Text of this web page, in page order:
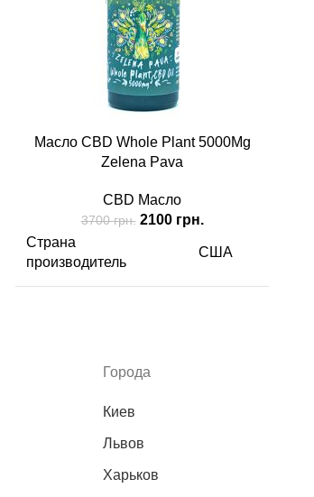
Масло CBD Whole Plant 5000Mg
Zelena Pava
CBD Масло
3700грн. Первоначальная
составляла
2100 грн.
2100 грн..
Страна
производитель
США
Одна порция
Города
Киев
Львов
Харьков